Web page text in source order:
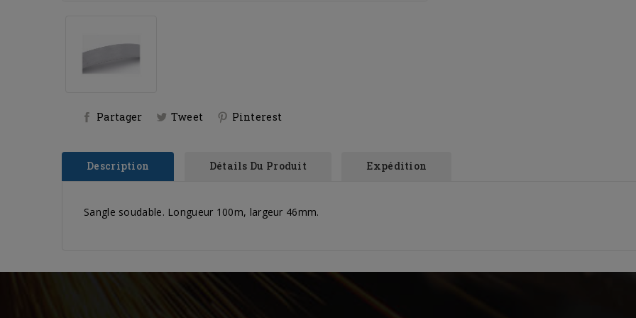
Partager Tweet Pinterest
Description Détails Du Produit Expédition
Sangle soudable. Longueur 100m, largeur 46mm.